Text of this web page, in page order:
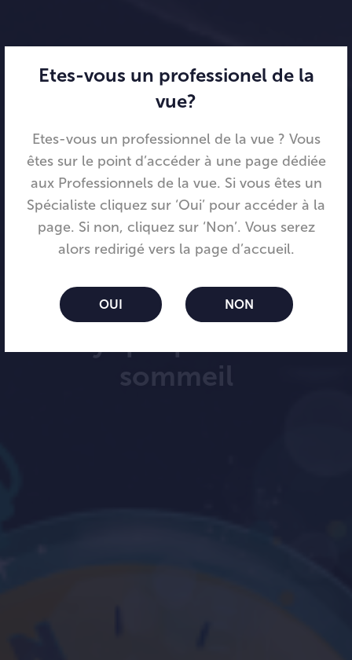
Etes-vous un professionel de la
vue?
Etes-vous un professionnel de la vue ? Vous
êtes sur le point d’accéder à une page dédiée
aux Professionnels de la vue. Si vous êtes un
Spécialiste cliquez sur ‘Oui’ pour accéder à la
page. Si non, cliquez sur ‘Non’. Vous serez
alors redirigé vers la page d’accueil.
OUI NON
Bloom Night™ traitent
sommeil